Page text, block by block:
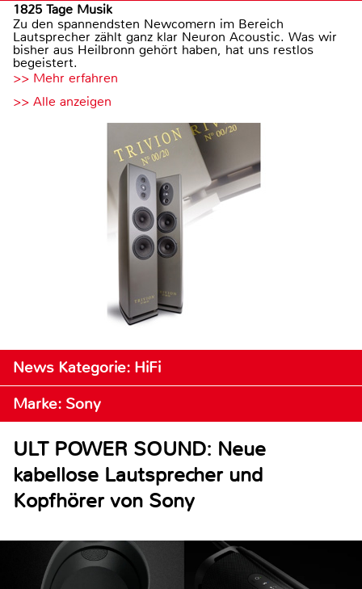
1825 Tage Musik
Zu den spannendsten Newcomern im Bereich
Lautsprecher zählt ganz klar Neuron Acoustic. Was wir
bisher aus Heilbronn gehört haben, hat uns restlos
begeistert.
>> Mehr erfahren
>> Alle anzeigen
News Kategorie: HiFi
Marke: Sony
ULT POWER SOUND: Neue
kabellose Lautsprecher und
Kopfhörer von Sony